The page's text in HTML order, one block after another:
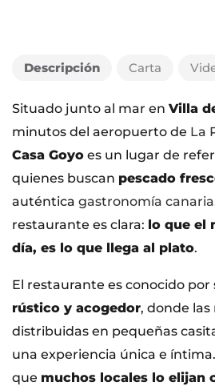
Descripción Carta
Situado junto al mar en Villa
minutos del aeropuerto de La
Casa Goyo es un lugar de
quienes buscan pescado
auténtica gastronomía canaria
restaurante es clara: lo que el
día, es lo que llega al plato.
El restaurante es conocido por
rústico y acogedor, donde las
distribuidas en pequeñas
una experiencia única e
que muchos locales lo elijan